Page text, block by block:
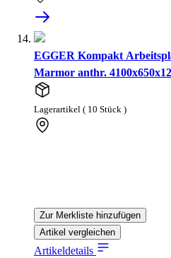
EGGER Kompakt
Marmor anthr.
Lagerartikel ( 10 Stück )
Zur Merkliste hinzufügen
Artikel vergleichen
Artikeldetails